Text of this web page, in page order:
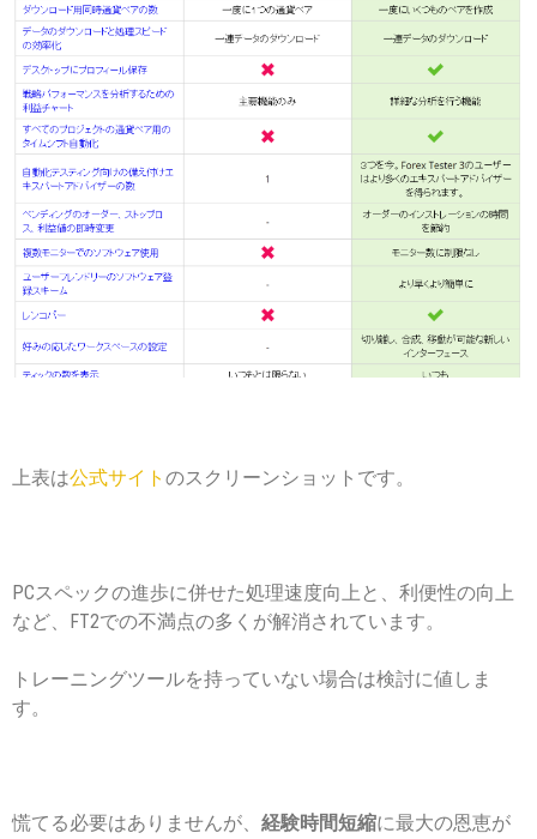
上表は公式サイト のスクリーンショットです。
PCスペックの進歩に併せた処理速度向上と、利便性の向上
など、FT2での不満点の多くが解消されています。
トレーニングツールを持っていない場合は検討に値しま
す。
慌てる必要はありませんが、 経験時間短縮に最大の恩恵が